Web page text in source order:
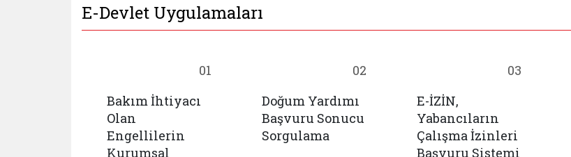
E-Devlet Uygulamaları
01
Bakım İhtiyacı
Olan
Engellilerin
Kurumsal
02
Doğum Yardımı
Başvuru Sonucu
Sorgulama
03
E-İZİN,
Yabancıların
Çalışma İzinleri
Başvuru Sistemi